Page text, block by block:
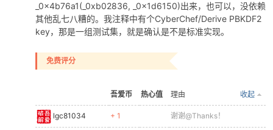
_0x4b76a1(_0xb02836, _0x1d6150)出来，也可以，没依赖
其他乱七八糟的。我注释中有个CyberChef/Derive PBKDF2
key，那是一组测试集，就是确认是不是标准实现。
免费评分
吾爱币 热心值 收起
理由
lgc81034 + 1 谢谢@Thanks！